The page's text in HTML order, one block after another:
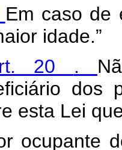
Em caso de
idade.”
20 .
dos
esta Lei
ocupante